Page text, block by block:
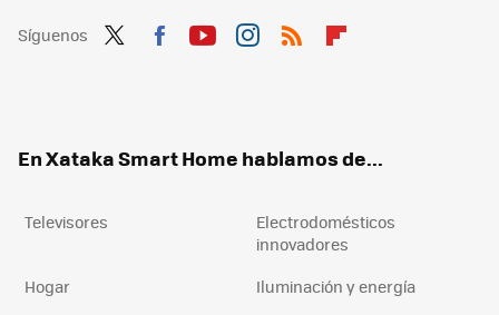
Síguenos
En Xataka Smart Home hablamos de...
Televisores
Electrodomésticos
innovadores
Hogar
Iluminación y energía